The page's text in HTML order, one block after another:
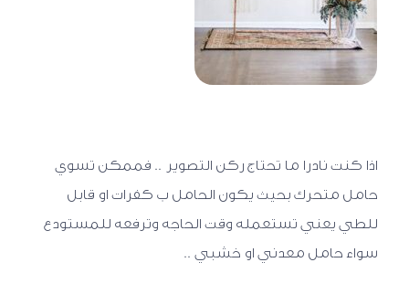
اذا كنت نادرا ما تحتاج ركن التصوير .. فممكن تسوي
حامل متحرك بحيث يكون الحامل ب كفرات او قابل
للطي يعني تستعمله وقت الحاجه وترفعه للمستودع
سواء حامل معدني او خشبي ..